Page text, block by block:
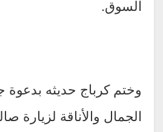
السوق.
وختم كرباج حديثه
الجمال والأناقة لزيارة